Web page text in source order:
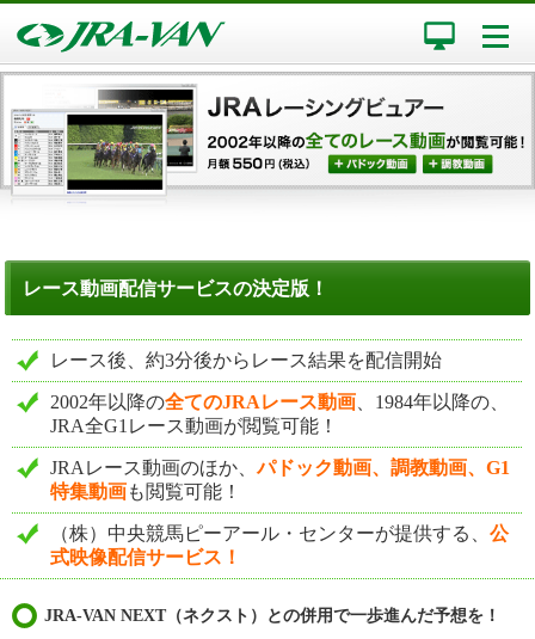
レース動画配信サービスの決定版！
レース後、約3分後からレース結果を配信開始
2002年以降の全てのJRAレース動画、1984年以降の、
JRA全G1レース動画が閲覧可能！
JRAレース動画のほか、パドック動画、調教動画、G1
特集動画 も閲覧可能！
（株）中央競馬ピーアール・センターが提供する、 公
式映像配信サービス！
JRA-VAN NEXT（ネクスト）との併用で一歩進んだ予想を！